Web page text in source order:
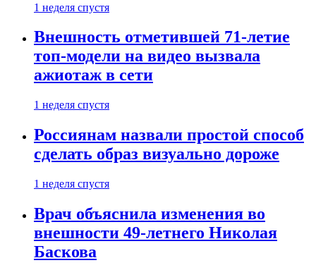
1 неделя спустя
Внешность отметившей 71-летие
топ-модели на видео вызвала
ажиотаж в сети
1 неделя спустя
Россиянам назвали простой способ
сделать образ визуально дороже
1 неделя спустя
Врач объяснила изменения во
внешности 49-летнего Николая
Баскова